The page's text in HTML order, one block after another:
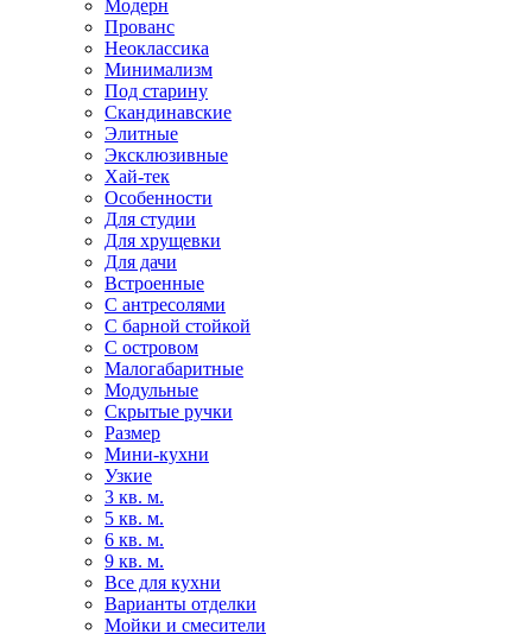
Модерн
Прованс
Неоклассика
Минимализм
Под старину
Скандинавские
Элитные
Эксклюзивные
Хай-тек
Особенности
Для студии
Для хрущевки
Для дачи
Встроенные
С антресолями
С барной стойкой
С островом
Малогабаритные
Модульные
Скрытые ручки
Размер
Мини-кухни
Узкие
3 кв. м.
5 кв. м.
6 кв. м.
9 кв. м.
Все для кухни
Варианты отделки
Мойки и смесители